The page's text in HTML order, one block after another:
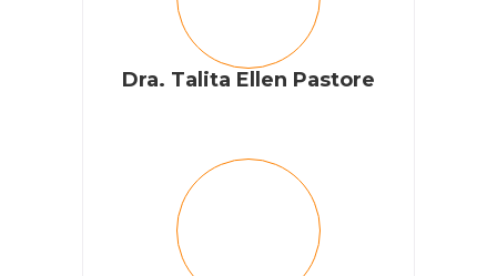
Dra. Talita Ellen Pastore